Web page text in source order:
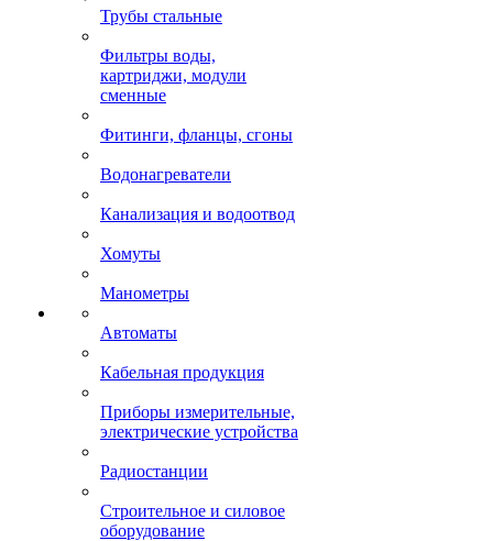
Трубы стальные
Фильтры воды,
картриджи, модули
сменные
Фитинги, фланцы, сгоны
Водонагреватели
Канализация и водоотвод
Хомуты
Манометры
Автоматы
Кабельная продукция
Приборы измерительные,
электрические устройства
Радиостанции
Строительное и силовое
оборудование